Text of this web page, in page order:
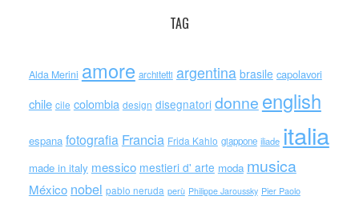
TAG
Alda Merini amore architetti argentina brasile capolavori
chile cile colombia design disegnatori donne english
espana fotografia Francia Frida Kahlo giappone iliade italia
made in italy messico mestieri d' arte moda musica
México nobel pablo neruda perù Philippe Jaroussky Pier Paolo